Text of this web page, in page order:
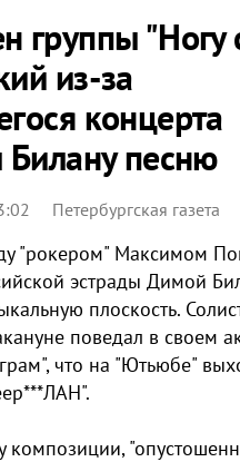
группы "Ногу
из-за
концерта
Билану песню
Петербургская газета
"рокером" Максимом
эстрады Димой
плоскость.
поведал в своем
что на "Ютьюбе"
композиции,